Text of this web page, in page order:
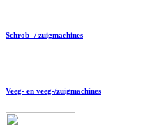
Schrob- / zuigmachines
Veeg- en veeg-/zuigmachines